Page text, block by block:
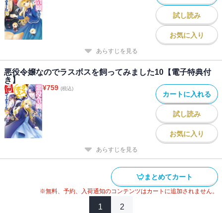
試し読み
お気に入り
あらすじを見る
悪役令嬢なのでラスボスを飼ってみました10【電子特典付
き】
¥759 (税込)
カートに入れる
試し読み
お気に入り
あらすじを見る
まとめてカート
※無料、予約、入荷通知のコンテンツはカートに追加されません。
1 2